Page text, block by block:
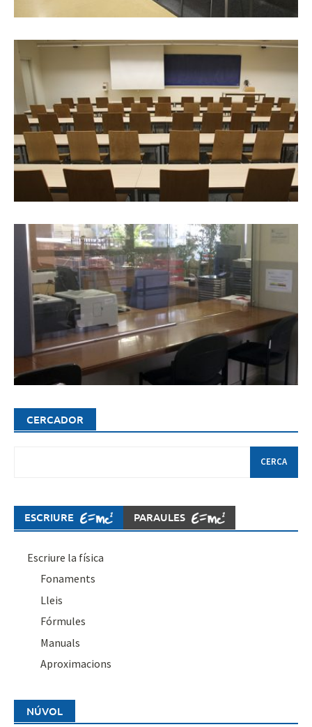
CERCADOR
ESCRIURE PARAULES
Escriure la física
Fonaments
Lleis
Fórmules
Manuals
Aproximacions
NÚVOL